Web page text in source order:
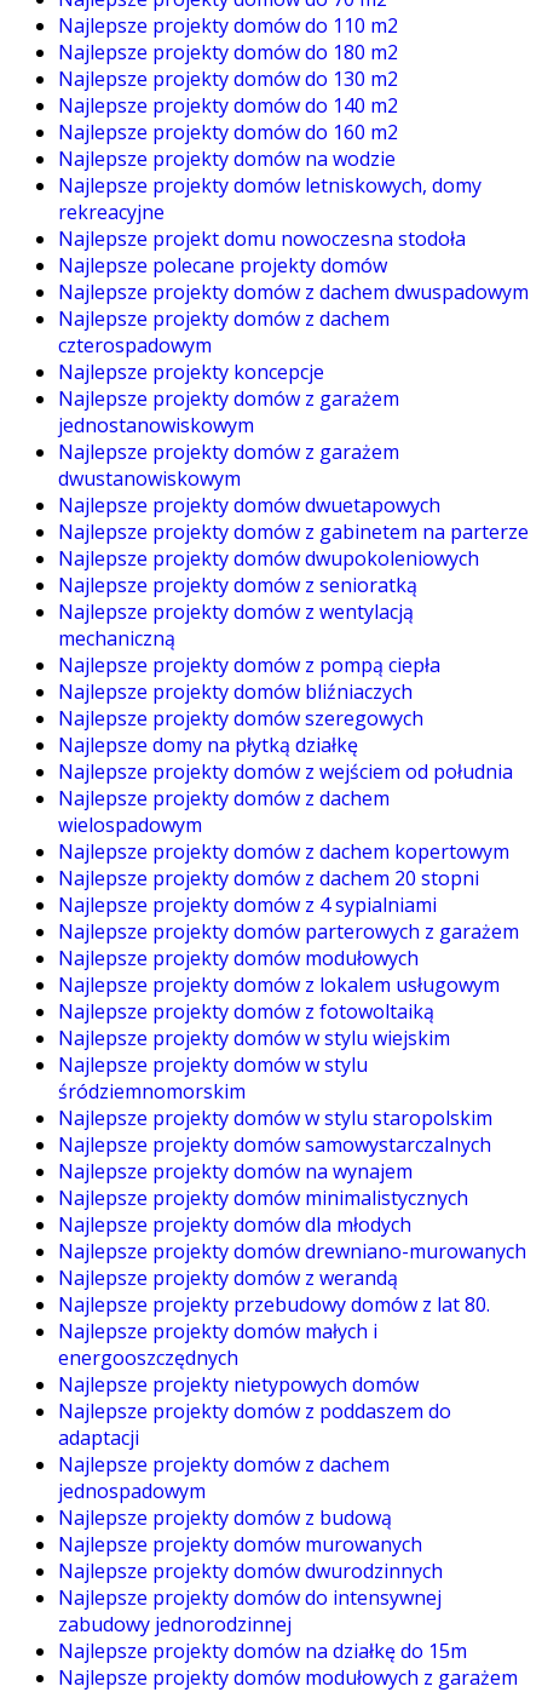
Najlepsze projekty domów do 110 m2
Najlepsze projekty domów do 180 m2
Najlepsze projekty domów do 130 m2
Najlepsze projekty domów do 140 m2
Najlepsze projekty domów do 160 m2
Najlepsze projekty domów na wodzie
Najlepsze projekty domów letniskowych, domy
rekreacyjne
Najlepsze projekt domu nowoczesna stodoła
Najlepsze polecane projekty domów
Najlepsze projekty domów z dachem dwuspadowym
Najlepsze projekty domów z dachem
czterospadowym
Najlepsze projekty koncepcje
Najlepsze projekty domów z garażem
jednostanowiskowym
Najlepsze projekty domów z garażem
dwustanowiskowym
Najlepsze projekty domów dwuetapowych
Najlepsze projekty domów z gabinetem na parterze
Najlepsze projekty domów dwupokoleniowych
Najlepsze projekty domów z senioratką
Najlepsze projekty domów z wentylacją
mechaniczną
Najlepsze projekty domów z pompą ciepła
Najlepsze projekty domów bliźniaczych
Najlepsze projekty domów szeregowych
Najlepsze domy na płytką działkę
Najlepsze projekty domów z wejściem od południa
Najlepsze projekty domów z dachem
wielospadowym
Najlepsze projekty domów z dachem kopertowym
Najlepsze projekty domów z dachem 20 stopni
Najlepsze projekty domów z 4 sypialniami
Najlepsze projekty domów parterowych z garażem
Najlepsze projekty domów modułowych
Najlepsze projekty domów z lokalem usługowym
Najlepsze projekty domów z fotowoltaiką
Najlepsze projekty domów w stylu wiejskim
Najlepsze projekty domów w stylu
śródziemnomorskim
Najlepsze projekty domów w stylu staropolskim
Najlepsze projekty domów samowystarczalnych
Najlepsze projekty domów na wynajem
Najlepsze projekty domów minimalistycznych
Najlepsze projekty domów dla młodych
Najlepsze projekty domów drewniano-murowanych
Najlepsze projekty domów z werandą
Najlepsze projekty przebudowy domów z lat 80.
Najlepsze projekty domów małych i
energooszczędnych
Najlepsze projekty nietypowych domów
Najlepsze projekty domów z poddaszem do
adaptacji
Najlepsze projekty domów z dachem
jednospadowym
Najlepsze projekty domów z budową
Najlepsze projekty domów murowanych
Najlepsze projekty domów dwurodzinnych
Najlepsze projekty domów do intensywnej
zabudowy jednorodzinnej
Najlepsze projekty domów na działkę do 15m
Najlepsze projekty domów modułowych z garażem